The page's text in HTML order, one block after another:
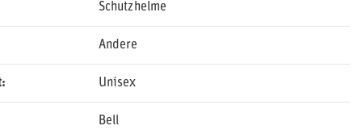
Schutzhelme
Andere
Unisex
Bell